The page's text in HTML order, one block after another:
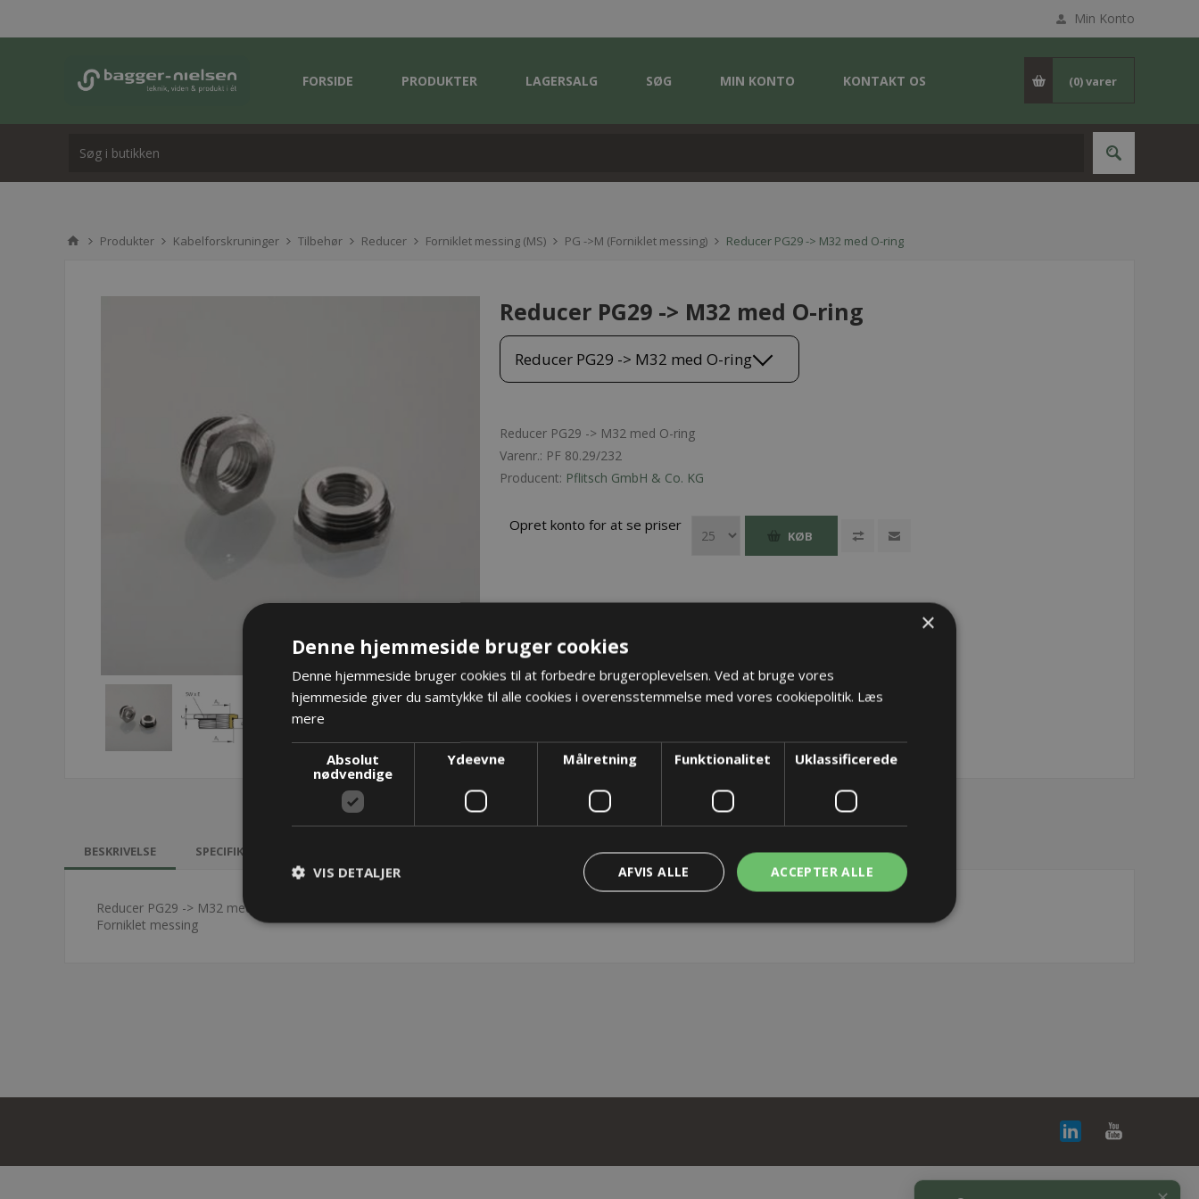
Min Konto
FORSIDE PRODUKTER LAGERSALG SØG MIN KONTO KONTAKT OS (0)varer
Produkter Kabelforskruninger Tilbehør Reducer Forniklet messing (MS) PG ->M (Forniklet messing) Reducer PG29 -> M32 med O-ring
Reducer PG29 -> M32 med O-ring
Reducer PG29 -> M32 med O-ring
Reducer PG29 -> M32 med O-ring
Varenr.: PF 80.29/232
Producent: Pflitsch GmbH & Co. KG
Opret konto for at se priser
KØB
BESKRIVELSE SPECIFIKATIONER
Reducer PG29 -> M32 med O-ring
Forniklet messing
×
Denne hjemmeside bruger cookies
Denne hjemmeside bruger cookies til at forbedre brugeroplevelsen. Ved at bruge vores
hjemmeside giver du samtykke til alle cookies i overensstemmelse med vores cookiepolitik. Læs
mere
Absolut
nødvendige
Ydeevne Målretning Funktionalitet Uklassificerede
ACCEPTER ALLE
AFVIS ALLE
VIS DETALJER